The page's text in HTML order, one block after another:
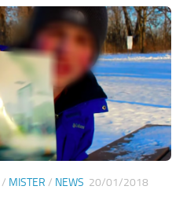
/ MISTER / NEWS 20/01/2018